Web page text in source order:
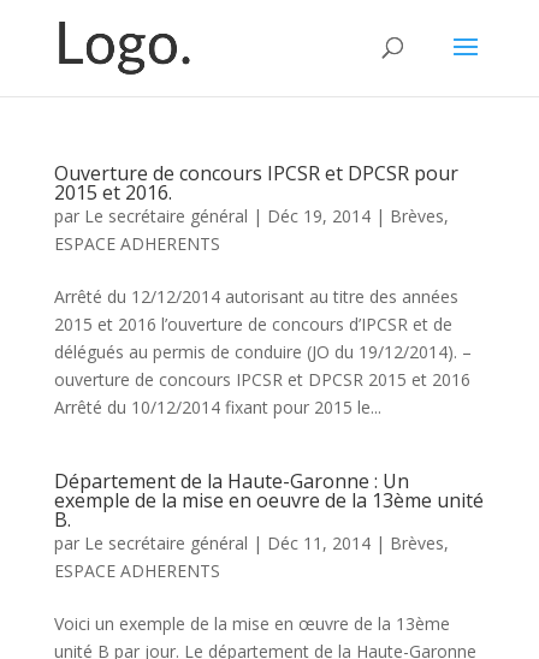
Ouverture de concours IPCSR et DPCSR pour
2015 et 2016.
par Le secrétaire général | Déc 19, 2014| Brèves,
ESPACE ADHERENTS
Arrêté du 12/12/2014 autorisant au titre des années
2015 et 2016 l’ouverture de concours d’IPCSR et de
délégués au permis de conduire (JO du 19/12/2014). –
ouverture de concours IPCSR et DPCSR 2015 et 2016
Arrêté du 10/12/2014 fixant pour 2015 le...
Département de la Haute-Garonne : Un
exemple de la mise en oeuvre de la 13ème unité
B.
par Le secrétaire général | Déc 11, 2014| Brèves,
ESPACE ADHERENTS
Voici un exemple de la mise en œuvre de la 13ème
unité B par jour. Le département de la Haute-Garonne